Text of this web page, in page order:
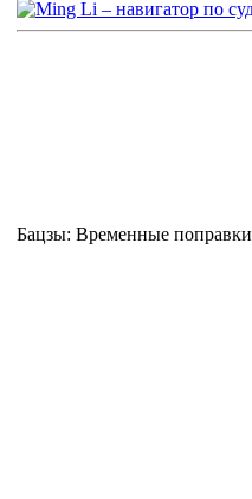
Бацзы: Временные поправки